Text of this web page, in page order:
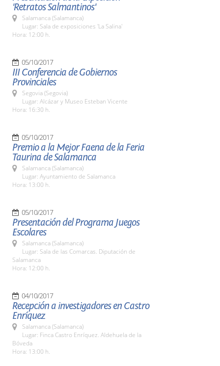
'Retratos Salmantinos'
Salamanca (Salamanca)
Lugar: Sala de exposiciones 'La Salina'
Hora: 12:00 h.
05/10/2017
III Conferencia de Gobiernos
Provinciales
Segovia (Segovia)
Lugar: Alcázar y Museo Esteban Vicente
Hora: 16:30 h.
05/10/2017
Premio a la Mejor Faena de la Feria
Taurina de Salamanca
Salamanca (Salamanca)
Lugar: Ayuntamiento de Salamanca
Hora: 13:00 h.
05/10/2017
Presentación del Programa Juegos
Escolares
Salamanca (Salamanca)
Lugar: Sala de las Comarcas. Diputación de
Salamanca
Hora: 12:00 h.
04/10/2017
Recepción a investigadores en Castro
Enríquez
Salamanca (Salamanca)
Lugar: Finca Castro Enríquez. Aldehuela de la
Bóveda
Hora: 13:00 h.